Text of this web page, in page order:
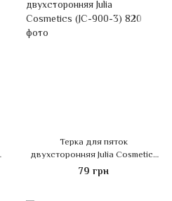
Терка для пяток
двухсторонняя Julia Cosmetics
(JC-900-3)
79 грн